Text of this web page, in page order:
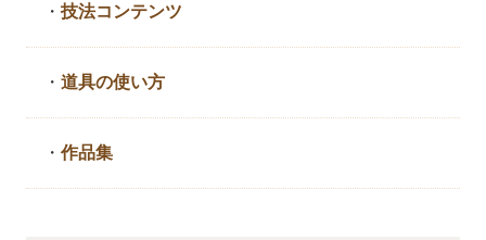
・技法コンテンツ
・道具の使い方
・作品集